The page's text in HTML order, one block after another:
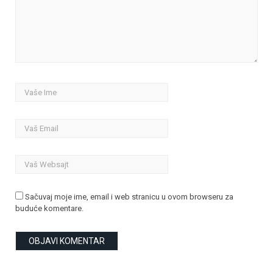
Sačuvaj moje ime, email i web stranicu u ovom browseru za
buduće komentare.